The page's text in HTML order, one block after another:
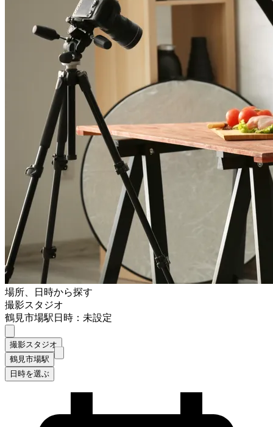
場所、日時から探す
撮影スタジオ
鶴見市場駅日時：未設定
撮影スタジオ
鶴見市場駅
日時を選ぶ